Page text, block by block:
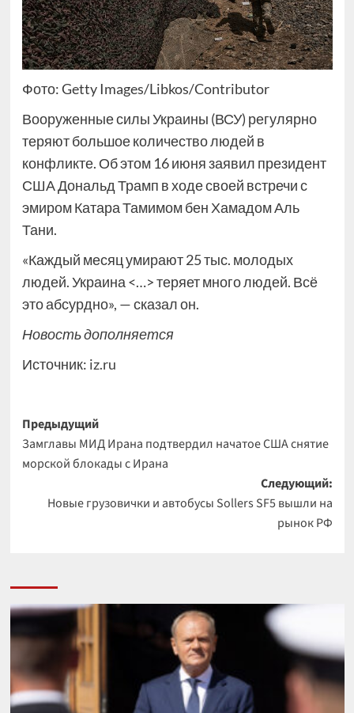
Фото: Getty Images/Libkos/Contributor
Вооруженные силы Украины (ВСУ) регулярно
теряют большое количество людей в
конфликте. Об этом 16 июня заявил президент
США Дональд Трамп в ходе своей встречи с
эмиром Катара Тамимом бен Хамадом Аль
Тани.
«Каждый месяц умирают 25 тыс. молодых
людей. Украина <…> теряет много людей. Всё
это абсурдно», — сказал он.
Новость дополняется
Источник: iz.ru
Навигация
записи
Предыдущий
Замглавы МИД Ирана подтвердил начатое США снятие
морской блокады с Ирана
Следующий:
Новые грузовички и автобусы Sollers SF5 вышли на
рынок РФ